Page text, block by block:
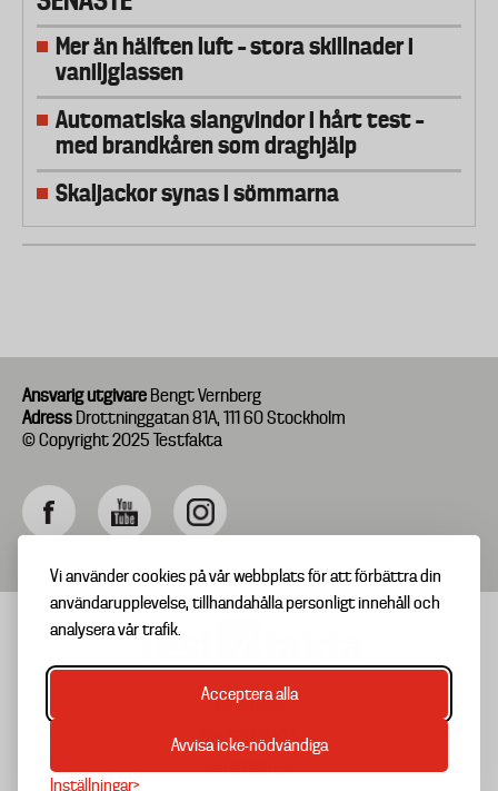
Vi använder cookies på vår webbplats för att förbättra din
användarupplevelse, tillhandahålla personligt innehåll och
analysera vår trafik.
Acceptera alla
Avvisa icke-nödvändiga
Inställningar
Mer än hälften luft – stora skillnader i
vaniljglassen
Automatiska slangvindor i hårt test –
med brandkåren som draghjälp
Skaljackor synas i sömmarna
Ansvarig utgivare Bengt Vernberg
Adress Drottninggatan 81A, 111 60 Stockholm
© Copyright 2025 Testfakta
Footer
menu
TIPSA OSS
OM TESTFAKTA
NYHETSBREV